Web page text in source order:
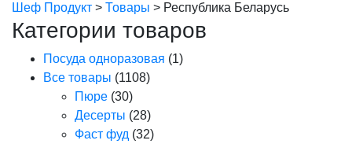
Шеф Продукт > Товары > Республика Беларусь
Категории товаров
Посуда одноразовая (1)
Все товары (1108)
Пюре (30)
Десерты (28)
Фаст фуд (32)